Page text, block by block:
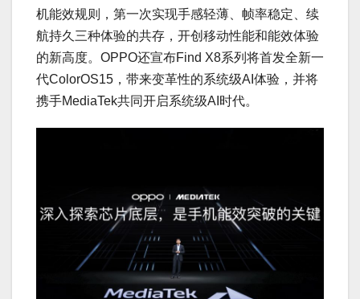
机能效规则，第一次实现手感轻薄、帧率稳定、续
航持久三种体验的共存，开创移动性能和能效体验
的新高度。OPPO还宣布Find X8系列将首发全新一
代ColorOS15，带来变革性的系统级AI体验，并将
携手MediaTek共同开启系统级AI时代。